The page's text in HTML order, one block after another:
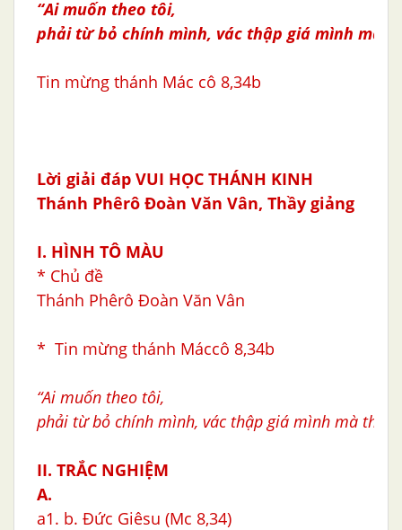
“Ai muốn theo tôi,
phải từ bỏ chính mình, vác thập giá mình mà
Tin mừng thánh Mác cô 8,34b
Lời giải đáp VUI HỌC THÁNH KINH
Thánh Phêrô Ðoàn Văn Vân, Thầy giảng
I. HÌNH TÔ MÀU
* Chủ đề
Thánh Phêrô Ðoàn Văn Vân
* Tin mừng thánh Máccô 8,34b
“Ai muốn theo tôi,
phải từ bỏ chính mình, vác thập giá mình mà
II. TRẮC NGHIỆM
A.
a1. b. Đức Giêsu (Mc 8,34)